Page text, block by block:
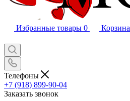
Избранные товары 0 Корзина
Телефоны
+7 (918) 899-90-04
Заказать звонок